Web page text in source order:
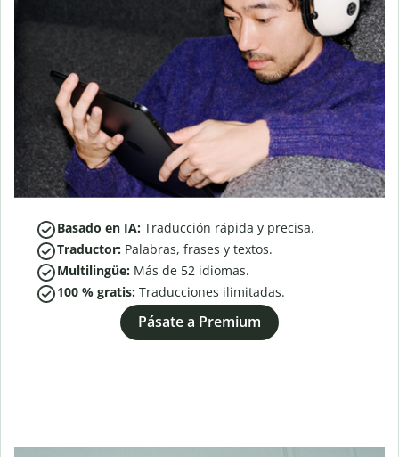
Basado en IA: Traducción rápida y precisa.
Traductor: Palabras, frases y textos.
Multilingüe: Más de 52 idiomas.
100 % gratis: Traducciones ilimitadas.
Pásate a Premium